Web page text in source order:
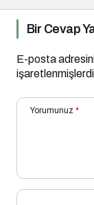
Bir Cevap
E-posta
Yorumunuz *